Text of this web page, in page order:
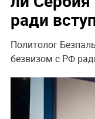
ради
Политолог
безвизом с РФ